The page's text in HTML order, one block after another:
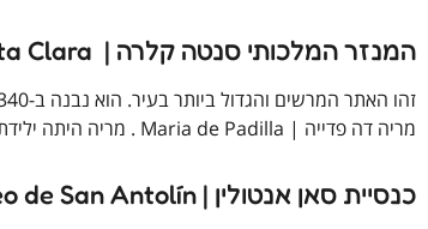
המנזר המלכותי סנטה קלרה | Real Monasterio de Santa Clara
מריה דה פדייה | Maria de Padilla . מריה היתה ילידת אנדלוסיה ולכן עיצבה את המבנה בסגנון מוּרי עם הקשתות ואריחי הקרמיקה.
כנסיית סאן אנטולין | Iglesia-Museo de San Antolín